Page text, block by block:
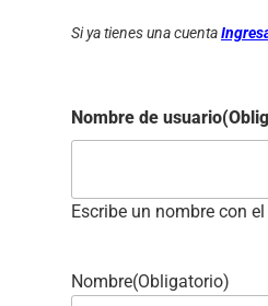
Si ya tienes una cuenta
Nombre de usuario
Escribe un nombre con
Nombre(Obligatorio)